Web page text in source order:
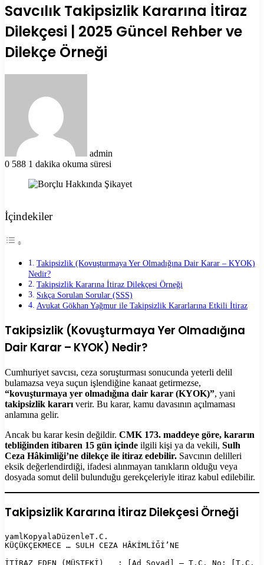
Savcılık Takipsizlik Kararına İtiraz
Dilekçesi | 2025 Güncel Rehber ve
Dilekçe Örneği
admin
0 588 1 dakika okuma süresi
İçindekiler
Takipsizlik (Kovuşturmaya Yer Olmadığına Dair Karar – KYOK)
Nedir?
Takipsizlik Kararına İtiraz Dilekçesi Örneği
Sıkça Sorulan Sorular (SSS)
Avukat Gökhan Yağmur ile Takipsizlik Kararlarına Etkili İtiraz
Takipsizlik (Kovuşturmaya Yer Olmadığına
Dair Karar – KYOK) Nedir?
Cumhuriyet savcısı, ceza soruşturması sonucunda yeterli delil
bulamazsa veya suçun işlendiğine kanaat getirmezse,
“kovuşturmaya yer olmadığına dair karar (KYOK)”, yani
takipsizlik kararı verir. Bu karar, kamu davasının açılmaması
anlamına gelir.
Ancak bu karar kesin değildir. CMK 173. maddeye göre, kararın
tebliğinden itibaren 15 gün içinde ilgili kişi ya da vekili, Sulh
Ceza Hâkimliği’ne dilekçe ile itiraz edebilir. Savcının delilleri
eksik değerlendirdiği, ifadesi alınmayan tanıkların olduğu veya
dosyada somut delil bulunduğu gerekçeleriyle itiraz kabul edilebilir.
Takipsizlik Kararına İtiraz Dilekçesi Örneği
yamlKopyalaDüzenleT.C.
KÜÇÜKÇEKMECE … SULH CEZA HÂKİMLİĞİ’NE
İTİRAZ EDEN (MÜŞTEKİ)   : [Ad Soyad] – T.C. No: [T.C.